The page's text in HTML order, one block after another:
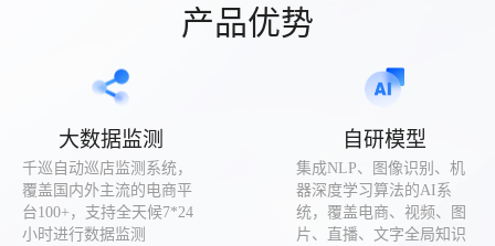
产品优势
大数据监测
千巡自动巡店监测系统，
覆盖国内外主流的电商平
台100+，支持全天候7*24
小时进行数据监测
自研模型
集成NLP、图像识别、机
器深度学习算法的AI系
统，覆盖电商、视频、图
片、直播、文字全局知识